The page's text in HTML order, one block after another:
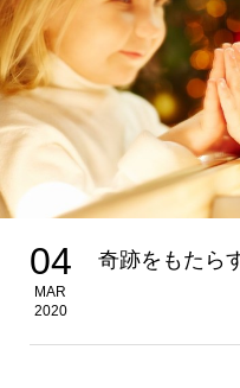
04
MAR
2020
奇跡をもたら